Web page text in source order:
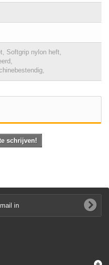
Softgrip nylon heft,
schrijven!